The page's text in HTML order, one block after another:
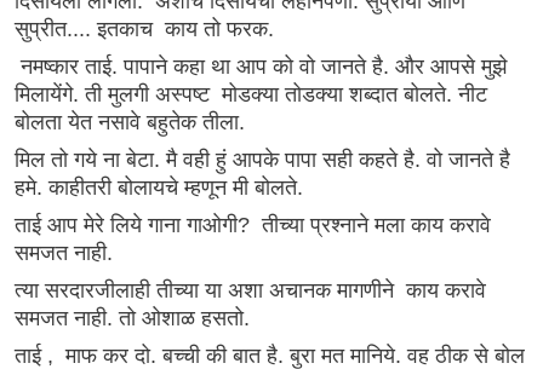
सुप्रीत.... इतकाच काय तो फरक.
नमष्कार ताई. पापाने कहा था आप को वो जानते है. और आपसे मुझे
मिलायेंगे. ती मुलगी अस्पष्ट मोडक्या तोडक्या शब्दात बोलते. नीट
बोलता येत नसावे बहुतेक तीला.
मिल तो गये ना बेटा. मै वही हुं आपके पापा सही कहते है. वो जानते है
हमे. काहीतरी बोलायचे म्हणून मी बोलते.
ताई आप मेरे लिये गाना गाओगी? तीच्या प्रश्नाने मला काय करावे
समजत नाही.
त्या सरदारजीलाही तीच्या या अशा अचानक मागणीने काय करावे
समजत नाही. तो ओशाळ हसतो.
ताई , माफ कर दो. बच्ची की बात है. बुरा मत मानिये. वह ठीक से बोल